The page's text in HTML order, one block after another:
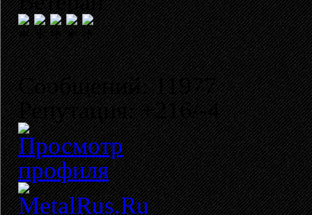
Сообщений: 11977
Репутация: +216/-4